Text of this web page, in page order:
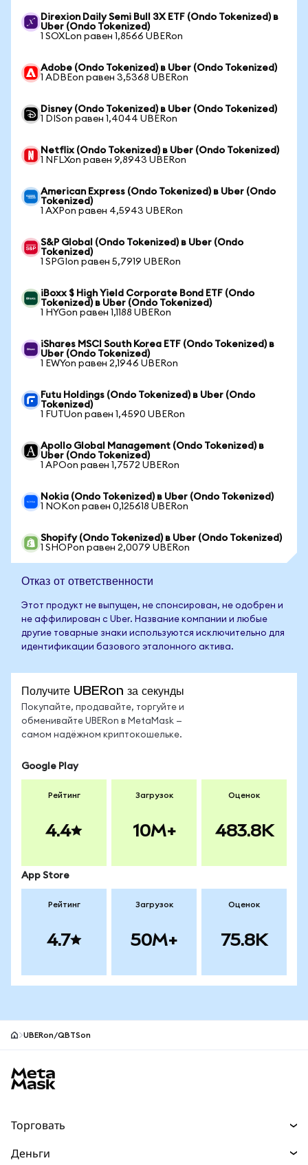
Direxion Daily Semi Bull 3X ETF (Ondo Tokenized) в
Uber (Ondo Tokenized)
1 SOXLon равен 1,8566 UBERon
Adobe (Ondo Tokenized) в Uber (Ondo Tokenized)
1 ADBEon равен 3,5368 UBERon
Disney (Ondo Tokenized) в Uber (Ondo Tokenized)
1 DISon равен 1,4044 UBERon
Netflix (Ondo Tokenized) в Uber (Ondo Tokenized)
1 NFLXon равен 9,8943 UBERon
American Express (Ondo Tokenized) в Uber (Ondo
Tokenized)
1 AXPon равен 4,5943 UBERon
S&P Global (Ondo Tokenized) в Uber (Ondo
Tokenized)
1 SPGIon равен 5,7919 UBERon
iBoxx $ High Yield Corporate Bond ETF (Ondo
Tokenized) в Uber (Ondo Tokenized)
1 HYGon равен 1,1188 UBERon
iShares MSCI South Korea ETF (Ondo Tokenized) в
Uber (Ondo Tokenized)
1 EWYon равен 2,1946 UBERon
Futu Holdings (Ondo Tokenized) в Uber (Ondo
Tokenized)
1 FUTUon равен 1,4590 UBERon
Apollo Global Management (Ondo Tokenized) в
Uber (Ondo Tokenized)
1 APOon равен 1,7572 UBERon
Nokia (Ondo Tokenized) в Uber (Ondo Tokenized)
1 NOKon равен 0,125618 UBERon
Shopify (Ondo Tokenized) в Uber (Ondo Tokenized)
1 SHOPon равен 2,0079 UBERon
Отказ от ответственности
Этот продукт не выпущен, не спонсирован, не одобрен и
не аффилирован с Uber. Название компании и любые
другие товарные знаки используются исключительно для
идентификации базового эталонного актива.
Получите UBERon за секунды
Покупайте, продавайте, торгуйте и
обменивайте UBERon в MetaMask —
самом надёжном криптокошельке.
Google Play
Рейтинг
4.4
Загрузок
10M+
Оценок
483.8K
App Store
Рейтинг
4.7
Загрузок
50M+
Оценок
75.8K
UBERon/QBTSon
Торговать
Деньги